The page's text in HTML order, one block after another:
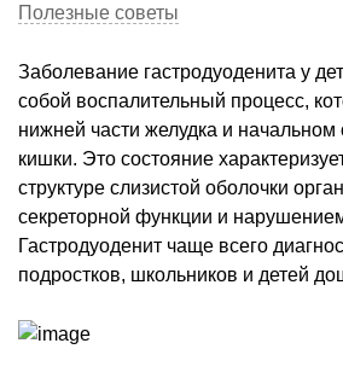
Полезные советы
Заболевание гастродуоденита у
собой воспалительный процесс,
нижней части желудка и начальном
кишки. Это состояние
структуре слизистой оболочки
секреторной функции и
Гастродуоденит чаще всего
подростков, школьников и детей